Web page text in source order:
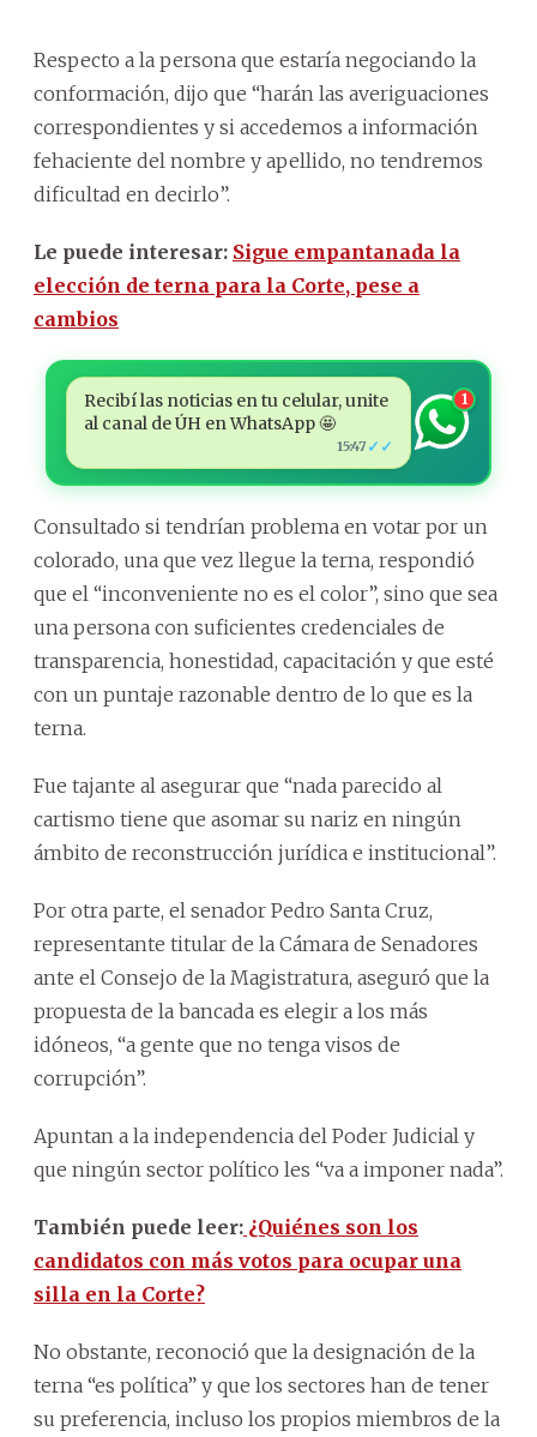
Respecto a la persona que estaría negociando la
conformación, dijo que “harán las averiguaciones
correspondientes y si accedemos a información
fehaciente del nombre y apellido, no tendremos
dificultad en decirlo”.
Le puede interesar: Sigue empantanada la
elección de terna para la Corte, pese a
cambios
Recibí las noticias en tu celular, unite
al canal de ÚH en WhatsApp 🤩
15:47 ✓✓
1
Consultado si tendrían problema en votar por un
colorado, una que vez llegue la terna, respondió
que el “inconveniente no es el color”, sino que sea
una persona con suficientes credenciales de
transparencia, honestidad, capacitación y que esté
con un puntaje razonable dentro de lo que es la
terna.
Fue tajante al asegurar que “nada parecido al
cartismo tiene que asomar su nariz en ningún
ámbito de reconstrucción jurídica e institucional”.
Por otra parte, el senador Pedro Santa Cruz,
representante titular de la Cámara de Senadores
ante el Consejo de la Magistratura, aseguró que la
propuesta de la bancada es elegir a los más
idóneos, “a gente que no tenga visos de
corrupción”.
Apuntan a la independencia del Poder Judicial y
que ningún sector político les “va a imponer nada”.
También puede leer: ¿Quiénes son los
candidatos con más votos para ocupar una
silla en la Corte?
No obstante, reconoció que la designación de la
terna “es política” y que los sectores han de tener
su preferencia, incluso los propios miembros de la